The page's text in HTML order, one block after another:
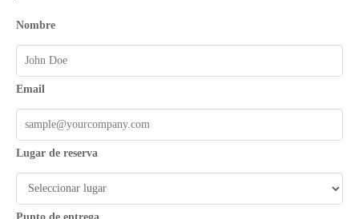
Nombre
Email
Lugar de reserva